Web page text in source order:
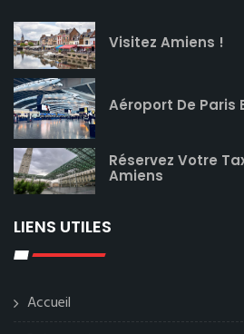
Visitez Amiens !
Aéroport De Paris
Réservez Votre
Amiens
LIENS UTILES
Accueil